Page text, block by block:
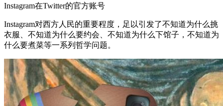
Instagram在Twitter的官方账号
Instagram对西方人民的重要程度，足以引发了不知道为什么挑
衣服、不知道为什么要约会、不知道为什么下馆子，不知道为
什么要煮菜等一系列哲学问题。